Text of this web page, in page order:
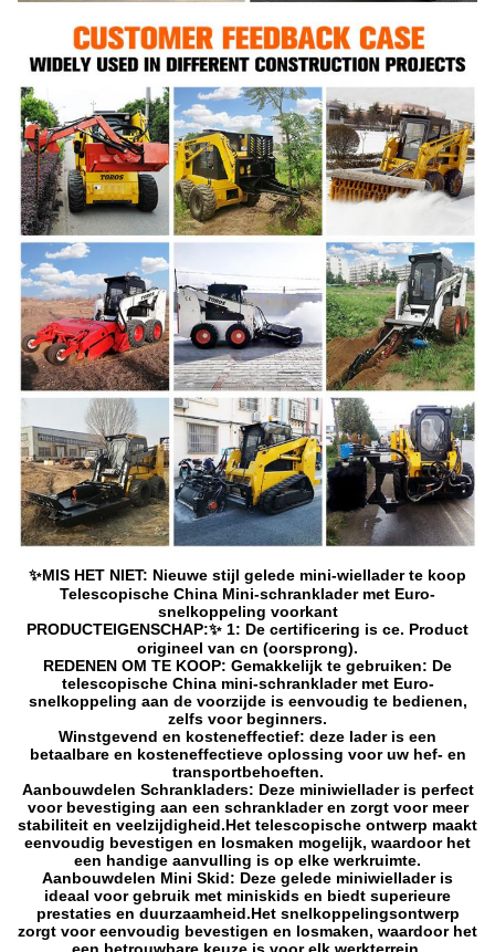
✨MIS HET NIET: Nieuwe stijl gelede mini-wiellader te koop
Telescopische China Mini-schranklader met Euro-
snelkoppeling voorkant
PRODUCTEIGENSCHAP:✨ 1: De certificering is ce. Product
origineel van cn (oorsprong).
REDENEN OM TE KOOP: Gemakkelijk te gebruiken: De
telescopische China mini-schranklader met Euro-
snelkoppeling aan de voorzijde is eenvoudig te bedienen,
zelfs voor beginners.
Winstgevend en kosteneffectief: deze lader is een
betaalbare en kosteneffectieve oplossing voor uw hef- en
transportbehoeften.
Aanbouwdelen Schrankladers: Deze miniwiellader is perfect
voor bevestiging aan een schranklader en zorgt voor meer
stabiliteit en veelzijdigheid.Het telescopische ontwerp maakt
eenvoudig bevestigen en losmaken mogelijk, waardoor het
een handige aanvulling is op elke werkruimte.
Aanbouwdelen Mini Skid: Deze gelede miniwiellader is
ideaal voor gebruik met miniskids en biedt superieure
prestaties en duurzaamheid.Het snelkoppelingsontwerp
zorgt voor eenvoudig bevestigen en losmaken, waardoor het